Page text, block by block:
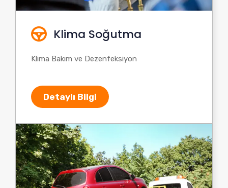
Klima Soğutma
Klima Bakım ve Dezenfeksiyon
Detaylı Bilgi